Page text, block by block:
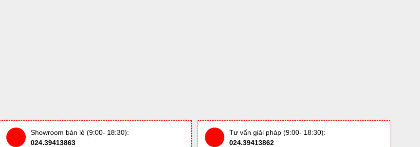
Showroom bán lẻ (9:00- 18:30):
024.39413863
Tư vấn giải pháp (9:00- 18:30):
024.39413862